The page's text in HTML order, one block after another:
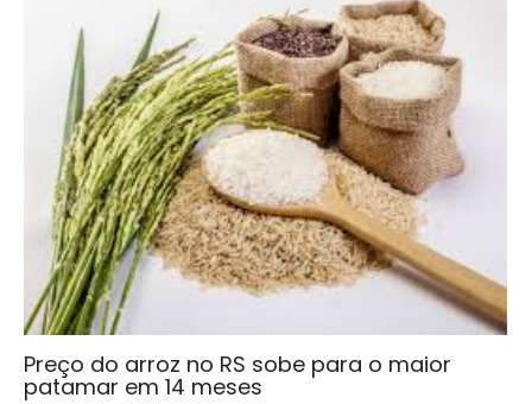
Preço do arroz no RS sobe para o maior
patamar em 14 meses